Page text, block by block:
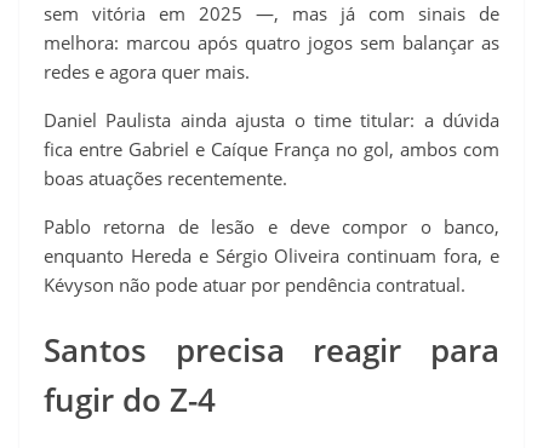
sem vitória em 2025 —, mas já com sinais de
melhora: marcou após quatro jogos sem balançar as
redes e agora quer mais.
Daniel Paulista ainda ajusta o time titular: a dúvida
fica entre Gabriel e Caíque França no gol, ambos com
boas atuações recentemente.
Pablo retorna de lesão e deve compor o banco,
enquanto Hereda e Sérgio Oliveira continuam fora, e
Kévyson não pode atuar por pendência contratual.
Santos precisa reagir para
fugir do Z-4